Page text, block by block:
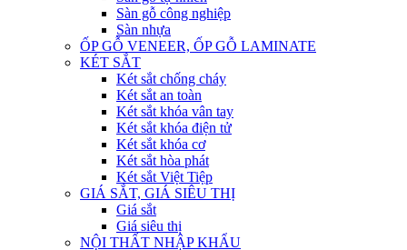
Sàn gỗ công nghiệp
Sàn nhựa
ỐP GỖ VENEER, ỐP GỖ LAMINATE
KÉT SẮT
Két sắt chống cháy
Két sắt an toàn
Két sắt khóa vân tay
Két sắt khóa điện tử
Két sắt khóa cơ
Két sắt hòa phát
Két sắt Việt Tiệp
GIÁ SẮT, GIÁ SIÊU THỊ
Giá sắt
Giá siêu thị
NỘI THẤT NHẬP KHẨU